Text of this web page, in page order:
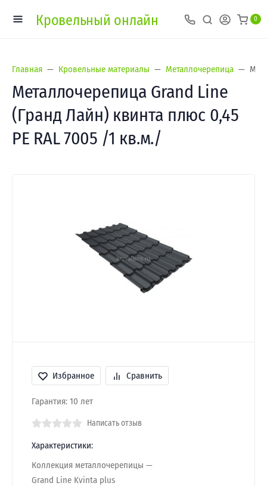
Кровельный онлайн 0
Главная Кровельные материалы Металлочерепица
Металлочерепица Grand Line
(Гранд Лайн) квинта плюс 0,45
PE RAL 7005 /1 кв.м./
Избранное Сравнить
Гарантия: 10 лет
Написать отзыв
Характеристики:
Коллекция металлочерепицы
Grand Line Kvinta plus